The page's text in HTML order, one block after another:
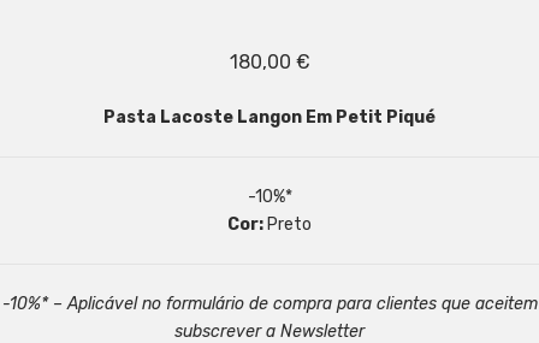
180,00 €
Pasta Lacoste Langon Em Petit Piqué
-10%*
Cor: Preto
-10%* – Aplicável no formulário de compra para clientes que aceitem
subscrever a Newsletter